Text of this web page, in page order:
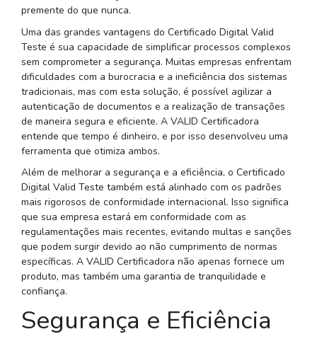
premente do que nunca.
Uma das grandes vantagens do Certificado Digital Valid
Teste é sua capacidade de simplificar processos complexos
sem comprometer a segurança. Muitas empresas enfrentam
dificuldades com a burocracia e a ineficiência dos sistemas
tradicionais, mas com esta solução, é possível agilizar a
autenticação de documentos e a realização de transações
de maneira segura e eficiente. A VALID Certificadora
entende que tempo é dinheiro, e por isso desenvolveu uma
ferramenta que otimiza ambos.
Além de melhorar a segurança e a eficiência, o Certificado
Digital Valid Teste também está alinhado com os padrões
mais rigorosos de conformidade internacional. Isso significa
que sua empresa estará em conformidade com as
regulamentações mais recentes, evitando multas e sanções
que podem surgir devido ao não cumprimento de normas
específicas. A VALID Certificadora não apenas fornece um
produto, mas também uma garantia de tranquilidade e
confiança.
Segurança e Eficiência